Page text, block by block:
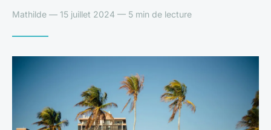
Mathilde — 15 juillet 2024 — 5 min de lecture